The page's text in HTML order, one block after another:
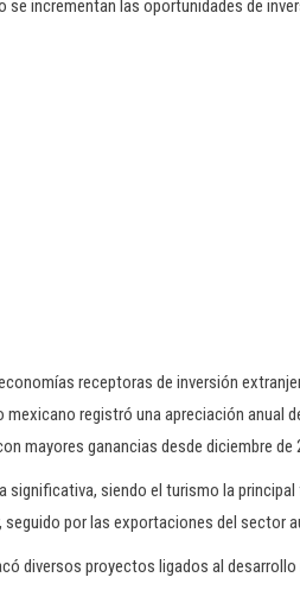
incrementan las oportunidades de
receptoras de inversión
registró una apreciación anual
mayores ganancias desde diciembre de
significativa, siendo el turismo la
por las exportaciones del sector
diversos proyectos ligados al